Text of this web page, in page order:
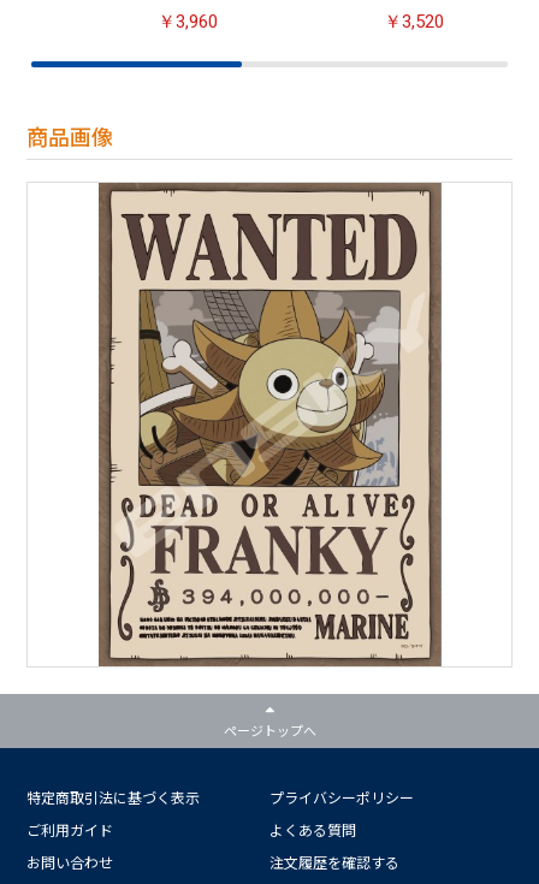
￥3,960 ￥3,520
商品画像
ページトップへ
特定商取引法に基づく表示
プライバシーポリシー
ご利用ガイド
よくある質問
お問い合わせ
注文履歴を確認する